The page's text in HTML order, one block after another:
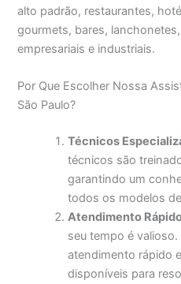
alto padrão, restaurantes,
gourmets, bares,
empresariais e industriais.
Por Que Escolher Nossa
São Paulo?
Técnicos
técnicos são
garantindo um
todos os modelos
Atendimento
seu tempo é
atendimento rápido
disponíveis para